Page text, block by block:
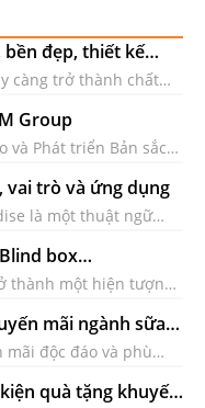
đẹp, thiết kế
càng trở thành chất
Group
và Phát triển Bản sắc
vai trò và ứng dụng
là một thuật ngữ
box
thành một hiện tượng
mãi ngành sữa
nay
mãi độc đáo và phù
thu hút sự chú ý
quà tặng khuyến